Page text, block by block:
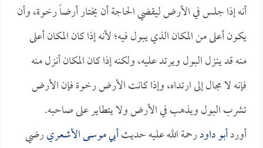
أنه إذا جلس في الأرض ليقضي الحاجة أن يختار أرضاً رخوة، وأن
يكون أعلى من المكان الذي يبول فيه؛ لأنه إذا كان المكان أعلى
منه قد ينزل البول ويرتد عليه، ولكنه إذا كان المكان أنزل منه
فإنه لا مجال إلى ارتداه، وإذا كانت الأرض رخوة فإن الأرض
تشرب البول ويذهب في الأرض ولا يتطاير على صاحبه.
أوردأبو داودرحمة الله عليه حديثأبي موسى الأشعريرضي